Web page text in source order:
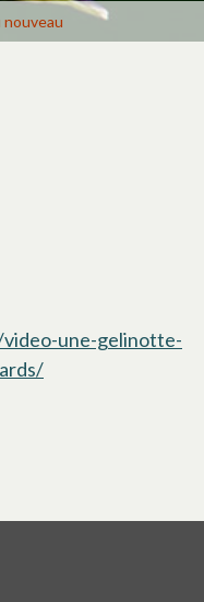
nouveau
une-gelinotte-